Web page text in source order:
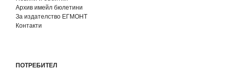
Архив имейл бюлетини
За издателство ЕГМОНТ
Контакти
ПОТРЕБИТЕЛ